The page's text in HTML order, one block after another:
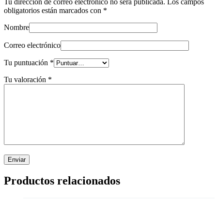
Tu dirección de correo electrónico no será publicada.
Los campos
obligatorios están marcados con *
Nombre
Correo electrónico
Tu puntuación *
Tu valoración *
Productos relacionados